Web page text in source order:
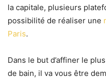
la capitale, plusieurs
possibilité de réaliser une
Paris.
Dans le but d’affiner le
de bain, il va vous être